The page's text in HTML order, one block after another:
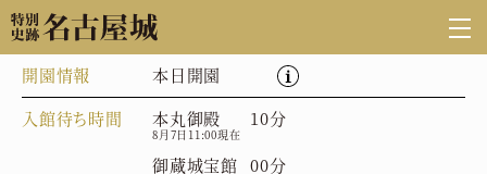
開園情報
本日開園
入館待ち時間
本丸御殿
8月7日11:00現在
10分
御蔵城宝館 00分